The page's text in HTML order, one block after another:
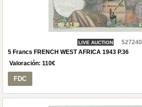
LIVE AUCTION
527240
5 Francs FRENCH WEST AFRICA 1943 P.36
Valoración: 110€
FDC